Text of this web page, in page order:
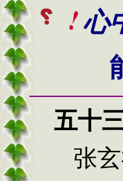
心
五十三
张